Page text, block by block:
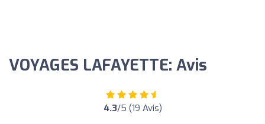
VOYAGES LAFAYETTE: Avis
4.3/5 (19 Avis)